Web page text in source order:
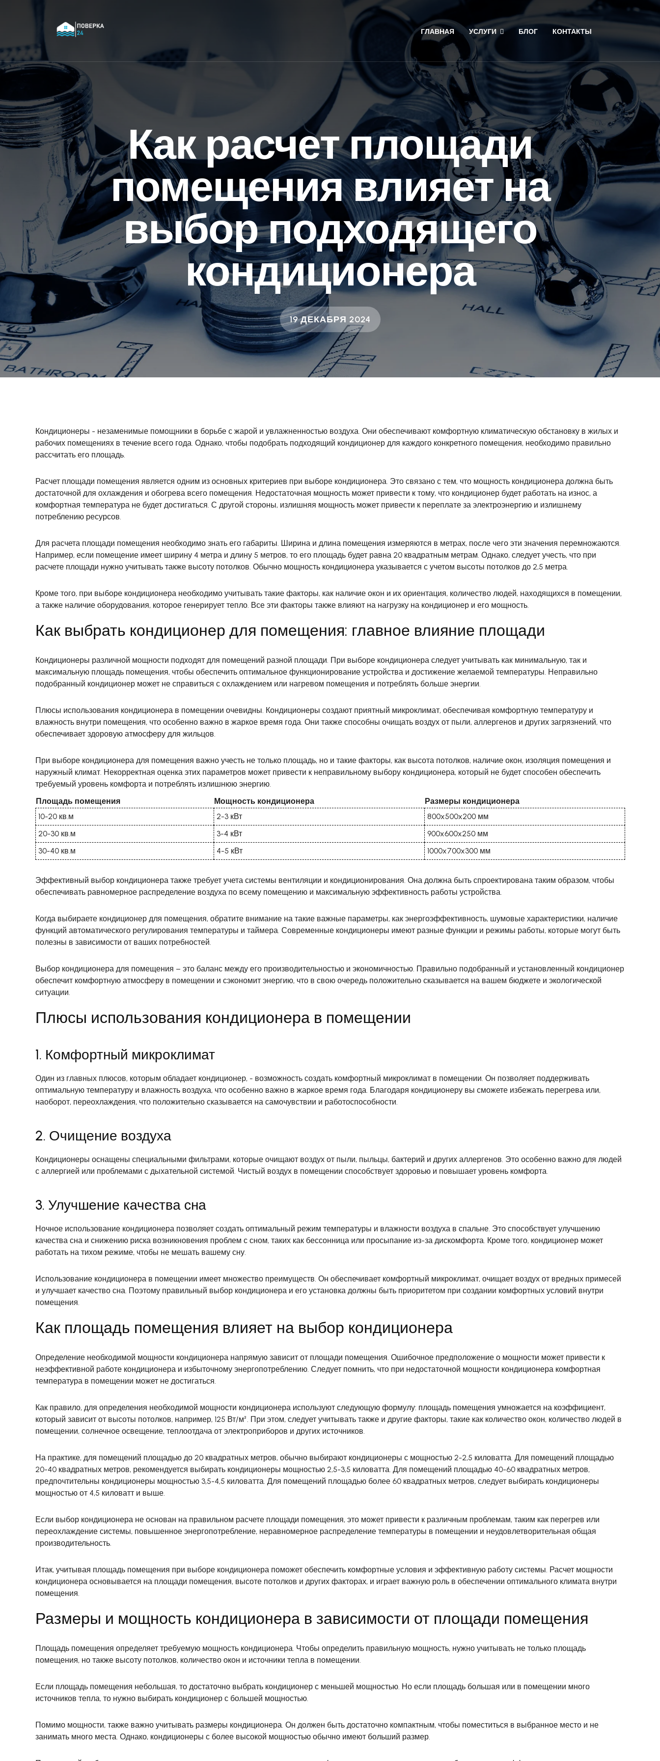
ГЛАВНАЯ УСЛУГИ БЛОГ КОНТАКТЫ
Как расчет площади
помещения влияет на
выбор подходящего
кондиционера
19 ДЕКАБРЯ 2024
Кондиционеры - незаменимые помощники в борьбе с жарой и увлажненностью воздуха. Они обеспечивают комфортную климатическую обстановку в жилых и
рабочих помещениях в течение всего года. Однако, чтобы подобрать подходящий кондиционер для каждого конкретного помещения, необходимо правильно
рассчитать его площадь.
Расчет площади помещения является одним из основных критериев при выборе кондиционера. Это связано с тем, что мощность кондиционера должна быть
достаточной для охлаждения и обогрева всего помещения. Недостаточная мощность может привести к тому, что кондиционер будет работать на износ, а
комфортная температура не будет достигаться. С другой стороны, излишняя мощность может привести к переплате за электроэнергию и излишнему
потреблению ресурсов.
Для расчета площади помещения необходимо знать его габариты. Ширина и длина помещения измеряются в метрах, после чего эти значения перемножаются.
Например, если помещение имеет ширину 4 метра и длину 5 метров, то его площадь будет равна 20 квадратным метрам. Однако, следует учесть, что при
расчете площади нужно учитывать также высоту потолков. Обычно мощность кондиционера указывается с учетом высоты потолков до 2,5 метра.
Кроме того, при выборе кондиционера необходимо учитывать такие факторы, как наличие окон и их ориентация, количество людей, находящихся в помещении,
а также наличие оборудования, которое генерирует тепло. Все эти факторы также влияют на нагрузку на кондиционер и его мощность.
Как выбрать кондиционер для помещения: главное влияние площади
Кондиционеры различной мощности подходят для помещений разной площади. При выборе кондиционера следует учитывать как минимальную, так и
максимальную площадь помещения, чтобы обеспечить оптимальное функционирование устройства и достижение желаемой температуры. Неправильно
подобранный кондиционер может не справиться с охлаждением или нагревом помещения и потреблять больше энергии.
Плюсы использования кондиционера в помещении очевидны. Кондиционеры создают приятный микроклимат, обеспечивая комфортную температуру и
влажность внутри помещения, что особенно важно в жаркое время года. Они также способны очищать воздух от пыли, аллергенов и других загрязнений, что
обеспечивает здоровую атмосферу для жильцов.
При выборе кондиционера для помещения важно учесть не только площадь, но и такие факторы, как высота потолков, наличие окон, изоляция помещения и
наружный климат. Некорректная оценка этих параметров может привести к неправильному выбору кондиционера, который не будет способен обеспечить
требуемый уровень комфорта и потреблять излишнюю энергию.
Площадь помещения
Мощность кондиционера
Размеры кондиционера
10-20 кв.м
2-3 кВт
800x500x200 мм
20-30 кв.м
3-4 кВт
900x600x250 мм
30-40 кв.м
4-5 кВт 1000x700x300 мм
Эффективный выбор кондиционера также требует учета системы вентиляции и кондиционирования. Она должна быть спроектирована таким образом, чтобы
обеспечивать равномерное распределение воздуха по всему помещению и максимальную эффективность работы устройства.
Когда выбираете кондиционер для помещения, обратите внимание на такие важные параметры, как энергоэффективность, шумовые характеристики, наличие
функций автоматического регулирования температуры и таймера. Современные кондиционеры имеют разные функции и режимы работы, которые могут быть
полезны в зависимости от ваших потребностей.
Выбор кондиционера для помещения – это баланс между его производительностью и экономичностью. Правильно подобранный и установленный кондиционер
обеспечит комфортную атмосферу в помещении и сэкономит энергию, что в свою очередь положительно сказывается на вашем бюджете и экологической
ситуации.
Плюсы использования кондиционера в помещении
1. Комфортный микроклимат
Один из главных плюсов, которым обладает кондиционер, - возможность создать комфортный микроклимат в помещении. Он позволяет поддерживать
оптимальную температуру и влажность воздуха, что особенно важно в жаркое время года. Благодаря кондиционеру вы сможете избежать перегрева или,
наоборот, переохлаждения, что положительно сказывается на самочувствии и работоспособности.
2. Очищение воздуха
Кондиционеры оснащены специальными фильтрами, которые очищают воздух от пыли, пыльцы, бактерий и других аллергенов. Это особенно важно для людей
с аллергией или проблемами с дыхательной системой. Чистый воздух в помещении способствует здоровью и повышает уровень комфорта.
3. Улучшение качества сна
Ночное использование кондиционера позволяет создать оптимальный режим температуры и влажности воздуха в спальне. Это способствует улучшению
качества сна и снижению риска возникновения проблем с сном, таких как бессонница или просыпание из-за дискомфорта. Кроме того, кондиционер может
работать на тихом режиме, чтобы не мешать вашему сну.
Использование кондиционера в помещении имеет множество преимуществ. Он обеспечивает комфортный микроклимат, очищает воздух от вредных примесей
и улучшает качество сна. Поэтому правильный выбор кондиционера и его установка должны быть приоритетом при создании комфортных условий внутри
помещения.
Как площадь помещения влияет на выбор кондиционера
Определение необходимой мощности кондиционера напрямую зависит от площади помещения. Ошибочное предположение о мощности может привести к
неэффективной работе кондиционера и избыточному энергопотреблению. Следует помнить, что при недостаточной мощности кондиционера комфортная
температура в помещении может не достигаться.
Как правило, для определения необходимой мощности кондиционера используют следующую формулу: площадь помещения умножается на коэффициент,
который зависит от высоты потолков, например, 125 Вт/м². При этом, следует учитывать также и другие факторы, такие как количество окон, количество людей в
помещении, солнечное освещение, теплоотдача от электроприборов и других источников.
На практике, для помещений площадью до 20 квадратных метров, обычно выбирают кондиционеры с мощностью 2-2,5 киловатта. Для помещений площадью
20-40 квадратных метров, рекомендуется выбирать кондиционеры мощностью 2,5-3,5 киловатта. Для помещений площадью 40-60 квадратных метров,
предпочтительны кондиционеры мощностью 3,5-4,5 киловатта. Для помещений площадью более 60 квадратных метров, следует выбирать кондиционеры
мощностью от 4,5 киловатт и выше.
Если выбор кондиционера не основан на правильном расчете площади помещения, это может привести к различным проблемам, таким как перегрев или
переохлаждение системы, повышенное энергопотребление, неравномерное распределение температуры в помещении и неудовлетворительная общая
производительность.
Итак, учитывая площадь помещения при выборе кондиционера поможет обеспечить комфортные условия и эффективную работу системы. Расчет мощности
кондиционера основывается на площади помещения, высоте потолков и других факторах, и играет важную роль в обеспечении оптимального климата внутри
помещения.
Размеры и мощность кондиционера в зависимости от площади помещения
Площадь помещения определяет требуемую мощность кондиционера. Чтобы определить правильную мощность, нужно учитывать не только площадь
помещения, но также высоту потолков, количество окон и источники тепла в помещении.
Если площадь помещения небольшая, то достаточно выбрать кондиционер с меньшей мощностью. Но если площадь большая или в помещении много
источников тепла, то нужно выбирать кондиционер с большей мощностью.
Помимо мощности, также важно учитывать размеры кондиционера. Он должен быть достаточно компактным, чтобы поместиться в выбранное место и не
занимать много места. Однако, кондиционеры с более высокой мощностью обычно имеют больший размер.